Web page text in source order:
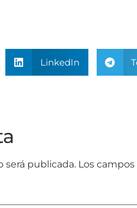
LinkedIn
será publicada. Los